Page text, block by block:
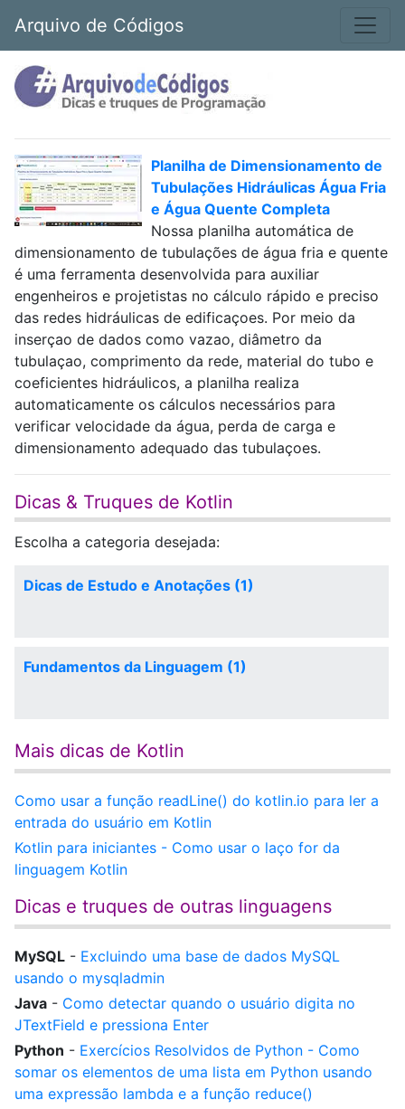
Arquivo de Códigos
Planilha de Dimensionamento de
Tubulações Hidráulicas Água Fria
e Água Quente Completa
Nossa planilha automática de
dimensionamento de tubulações de água fria e quente
é uma ferramenta desenvolvida para auxiliar
engenheiros e projetistas no cálculo rápido e preciso
das redes hidráulicas de edificaçoes. Por meio da
inserçao de dados como vazao, diâmetro da
tubulaçao, comprimento da rede, material do tubo e
coeficientes hidráulicos, a planilha realiza
automaticamente os cálculos necessários para
verificar velocidade da água, perda de carga e
dimensionamento adequado das tubulaçoes.
Dicas & Truques de Kotlin
Escolha a categoria desejada:
Dicas de Estudo e Anotações (1)
Fundamentos da Linguagem (1)
Mais dicas de Kotlin
Como usar a função readLine() do kotlin.io para ler a
entrada do usuário em Kotlin
Kotlin para iniciantes - Como usar o laço for da
linguagem Kotlin
Dicas e truques de outras linguagens
MySQL - Excluindo uma base de dados MySQL
usando o mysqladmin
Java - Como detectar quando o usuário digita no
JTextField e pressiona Enter
Python - Exercícios Resolvidos de Python - Como
somar os elementos de uma lista em Python usando
uma expressão lambda e a função reduce()